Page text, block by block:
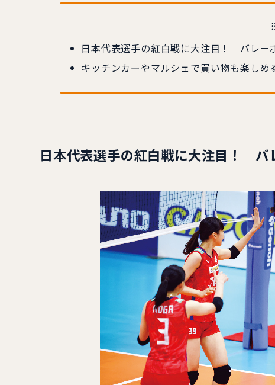
日本代表選手の紅白戦に大注目！ バレー
キッチンカーやマルシェで買い物も楽しめ
日本代表選手の紅白戦に大注目！ バ